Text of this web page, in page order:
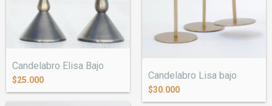
Candelabro Elisa Bajo
$25.000 Candelabro Lisa bajo
$30.000